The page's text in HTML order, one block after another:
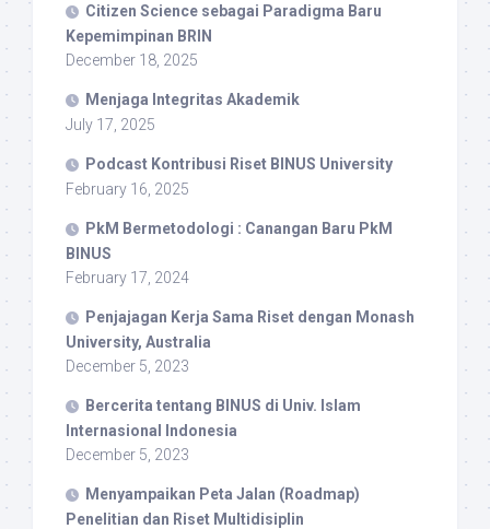
Citizen Science sebagai Paradigma Baru
Kepemimpinan BRIN
December 18, 2025
Menjaga Integritas Akademik
July 17, 2025
Podcast Kontribusi Riset BINUS University
February 16, 2025
PkM Bermetodologi : Canangan Baru PkM
BINUS
February 17, 2024
Penjajagan Kerja Sama Riset dengan Monash
University, Australia
December 5, 2023
Bercerita tentang BINUS di Univ. Islam
Internasional Indonesia
December 5, 2023
Menyampaikan Peta Jalan (Roadmap)
Penelitian dan Riset Multidisiplin